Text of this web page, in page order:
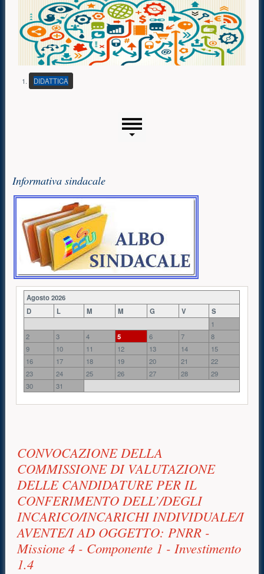
DIDATTICA
Menu laterale
Informativa sindacale
Agosto 2026
D
L M M G V
S
1
2
3 4 5 6 7
8
9
10 11 12 13 14
15
16
17 18 19 20 21
22
23
24 25 26 27 28
29
30
31
CONVOCAZIONE DELLA
COMMISSIONE DI VALUTAZIONE
DELLE CANDIDATURE PER IL
CONFERIMENTO DELL’/DEGLI
INCARICO/INCARICHI INDIVIDUALE/I
AVENTE/I AD OGGETTO: PNRR -
Missione 4 - Componente 1 - Investimento
1.4